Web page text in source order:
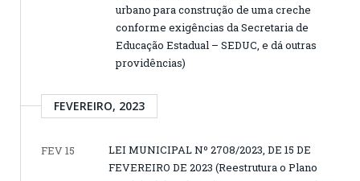
urbano para construção de uma creche
conforme exigências da Secretaria de
Educação Estadual – SEDUC, e dá outras
providências)
FEVEREIRO, 2023
FEV 15
LEI MUNICIPAL Nº 2708/2023, DE 15 DE
FEVEREIRO DE 2023 (Reestrutura o Plano